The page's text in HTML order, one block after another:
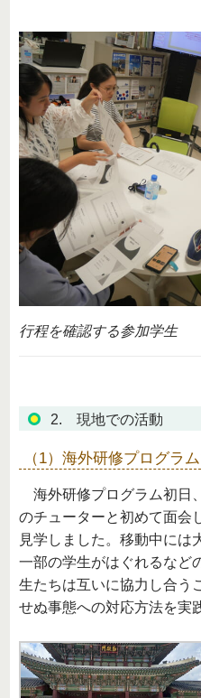
行程を確認する参加学生
2. 現地での活動
（1）海外研修プログラ
海外研修プログラム初日
のチューターと初めて面会
見学しました。移動中には
一部の学生がはぐれるなど
生たちは互いに協力し合う
せぬ事態への対応方法を実